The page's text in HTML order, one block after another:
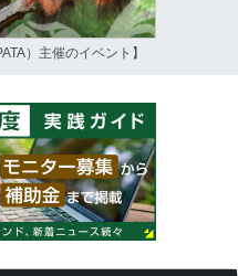
）主催のイベント】